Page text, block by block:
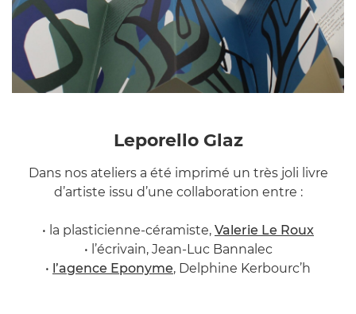
Leporello Glaz
Dans nos ateliers a été imprimé un très joli livre
d’artiste issu d’une collaboration entre :
• la plasticienne-céramiste, Valerie Le Roux
• l’écrivain, Jean-Luc Bannalec
• l’agence Eponyme, Delphine Kerbourc’h